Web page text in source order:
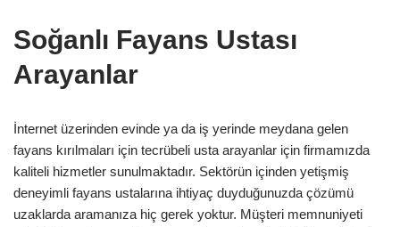
Soğanlı Fayans Ustası
Arayanlar
İnternet üzerinden evinde ya da iş yerinde meydana gelen
fayans kırılmaları için tecrübeli usta arayanlar için firmamızda
kaliteli hizmetler sunulmaktadır. Sektörün içinden yetişmiş
deneyimli fayans ustalarına ihtiyaç duyduğunuzda çözümü
uzaklarda aramanıza hiç gerek yoktur. Müşteri memnuniyeti